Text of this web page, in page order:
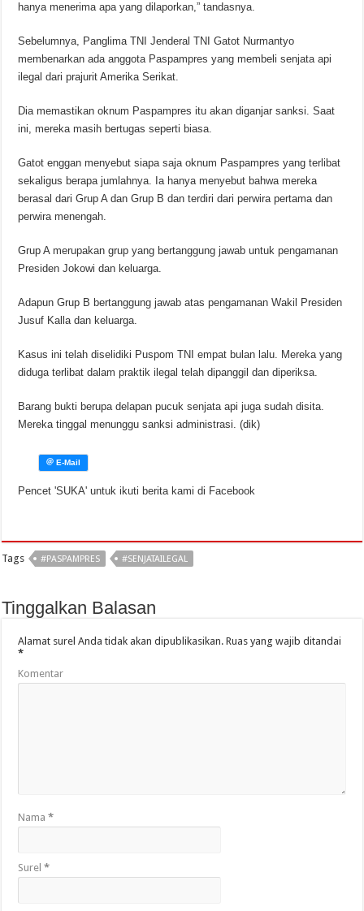
hanya menerima apa yang dilaporkan,” tandasnya.
Sebelumnya, Panglima TNI Jenderal TNI Gatot Nurmantyo
membenarkan ada anggota Paspampres yang membeli senjata api
ilegal dari prajurit Amerika Serikat.
Dia memastikan oknum Paspampres itu akan diganjar sanksi. Saat
ini, mereka masih bertugas seperti biasa.
Gatot enggan menyebut siapa saja oknum Paspampres yang terlibat
sekaligus berapa jumlahnya. Ia hanya menyebut bahwa mereka
berasal dari Grup A dan Grup B dan terdiri dari perwira pertama dan
perwira menengah.
Grup A merupakan grup yang bertanggung jawab untuk pengamanan
Presiden Jokowi dan keluarga.
Adapun Grup B bertanggung jawab atas pengamanan Wakil Presiden
Jusuf Kalla dan keluarga.
Kasus ini telah diselidiki Puspom TNI empat bulan lalu. Mereka yang
diduga terlibat dalam praktik ilegal telah dipanggil dan diperiksa.
Barang bukti berupa delapan pucuk senjata api juga sudah disita.
Mereka tinggal menunggu sanksi administrasi. (dik)
Pencet 'SUKA' untuk ikuti berita kami di Facebook
Tags #PASPAMPRES #SENJATAILEGAL
Tinggalkan Balasan
Alamat surel Anda tidak akan dipublikasikan. Ruas yang wajib ditandai
*
Komentar
Nama*
Surel*